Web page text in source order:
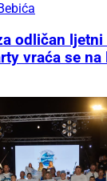
odličan
vraća se